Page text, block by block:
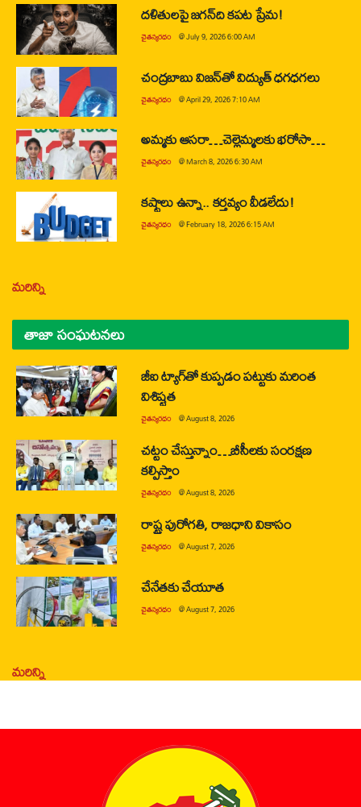
దళితులపై జగన్‌ది కపట ప్రేమ!
చైతన్యరధం @July 9, 2026 6:00 AM
చంద్రబాబు విజన్‌తో విద్యుత్ ధగధగలు
చైతన్యరధం @April 29, 2026 7:10 AM
అమ్మకు ఆసరా…చెల్లెమ్మలకు భరోసా…
చైతన్యరధం @March 8, 2026 6:30 AM
కష్టాలు ఉన్నా.. కర్తవ్యం వీడలేదు!
చైతన్యరధం @February 18, 2026 6:15 AM
మరిన్ని
తాజా సంఘటనలు
జీఐ ట్యాగ్‌తో కుప్పడం పట్టుకు మరింత
విశిష్టత
చైతన్యరధం @August 8, 2026
చట్టం చేస్తున్నాం…బీసీలకు సంరక్షణ
కల్పిస్తాం
చైతన్యరధం @August 8, 2026
రాష్ట్ర పురోగతి, రాజధాని వికాసం
చైతన్యరధం @August 7, 2026
చేనేతకు చేయూత
చైతన్యరధం @August 7, 2026
మరిన్ని